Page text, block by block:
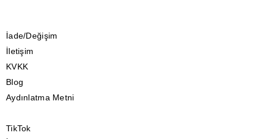
İade/Değişim
İletişim
KVKK
Blog
Aydınlatma Metni
TikTok